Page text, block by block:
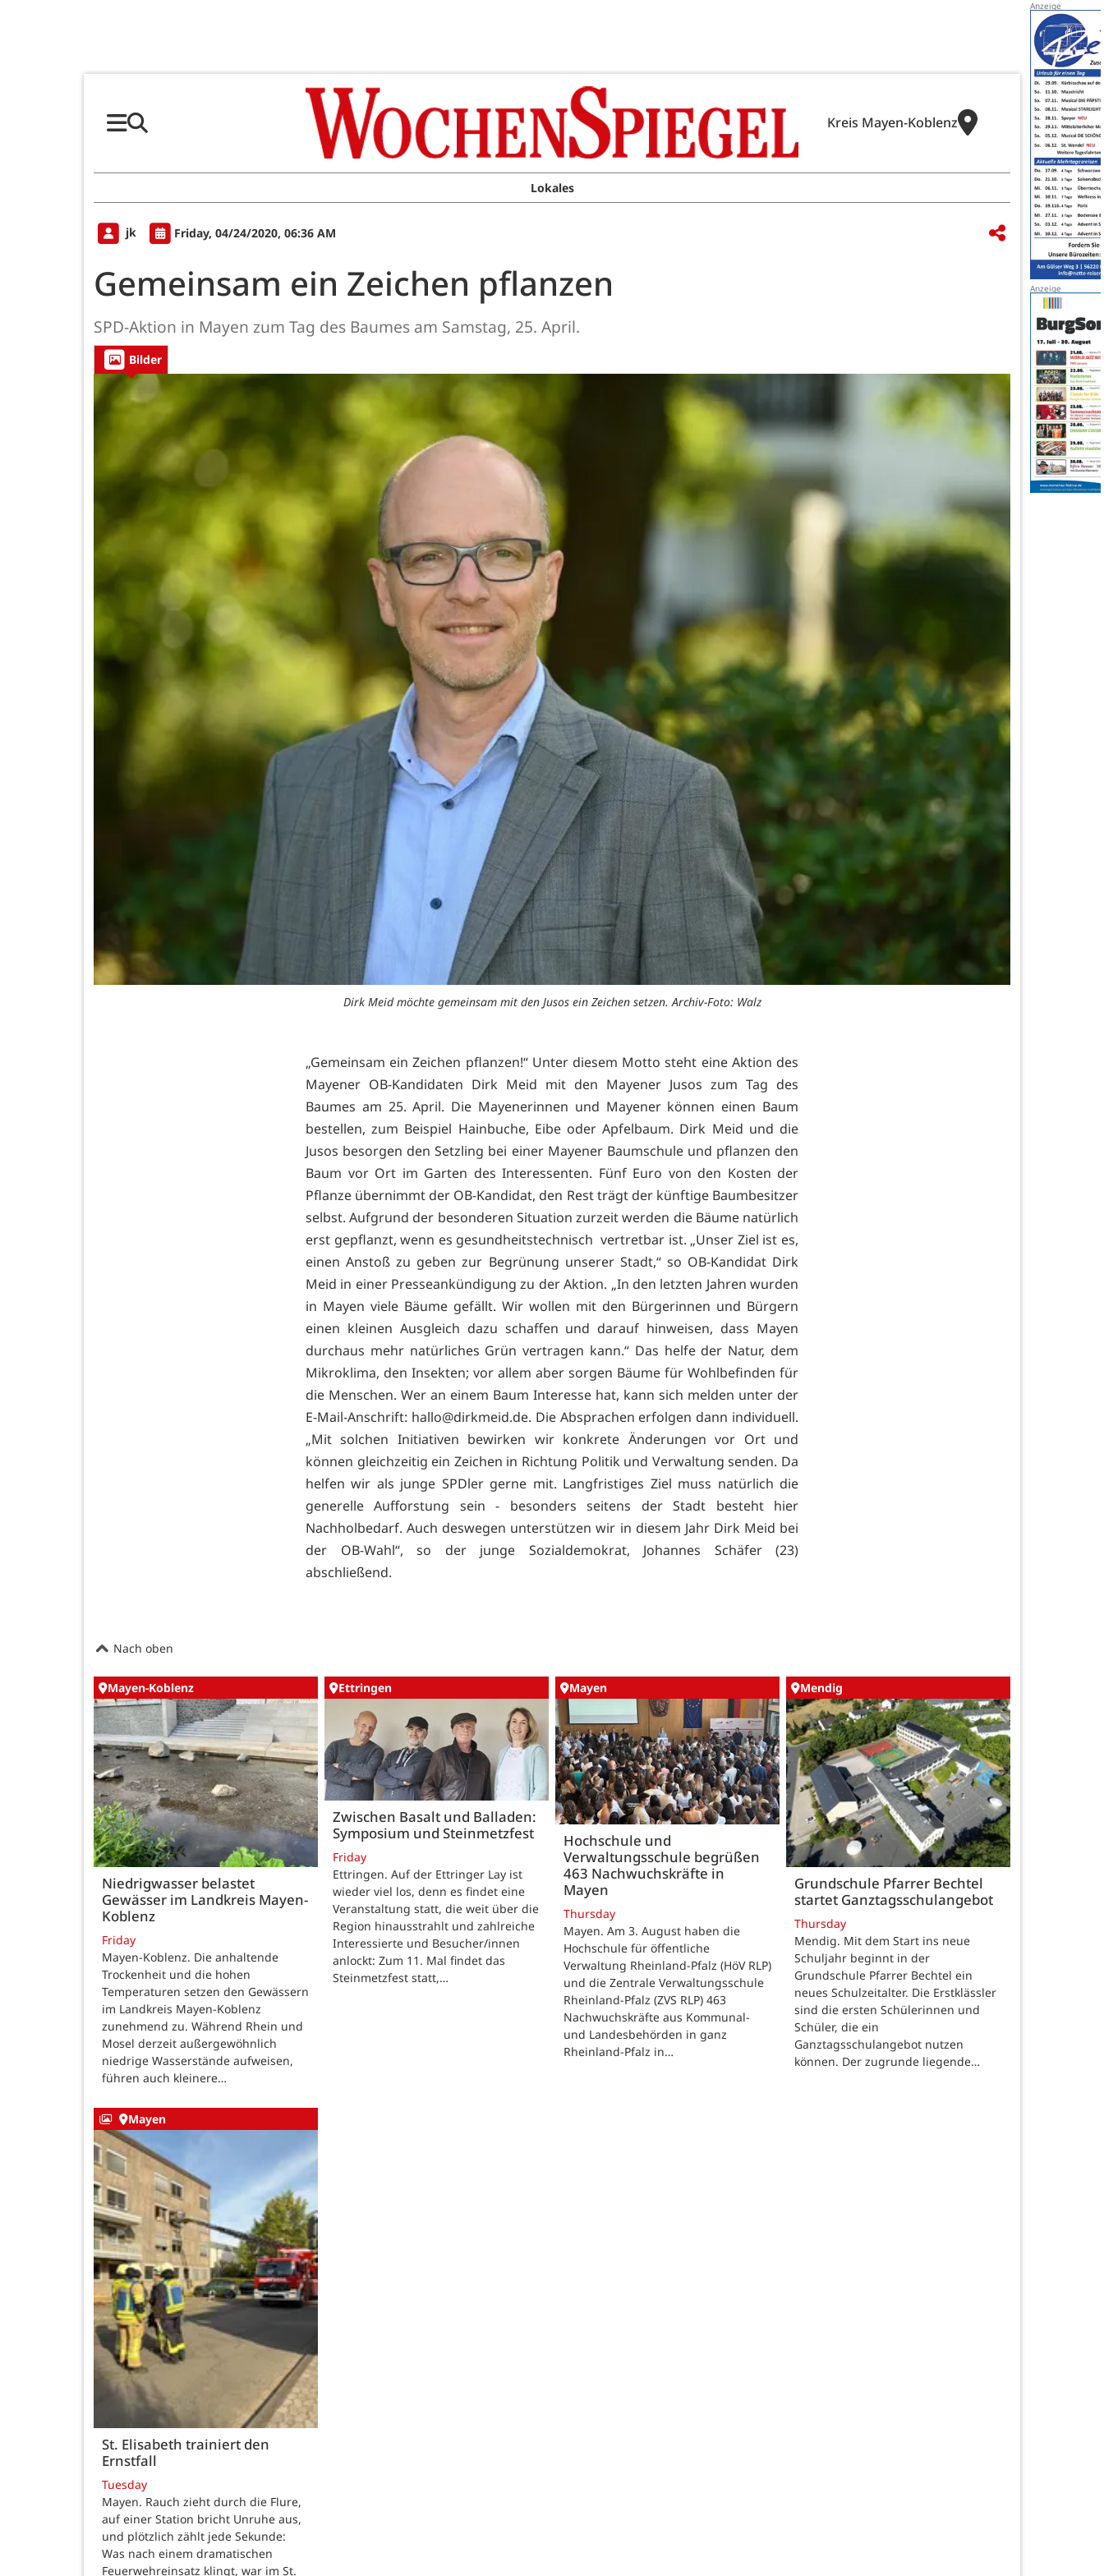
Kreis Mayen-Koblenz
Lokales
jk Friday, 04/24/2020, 06:36 AM
Gemeinsam ein Zeichen pflanzen
SPD-Aktion in Mayen zum Tag des Baumes am Samstag, 25. April.
Bilder
Dirk Meid möchte gemeinsam mit den Jusos ein Zeichen setzen. Archiv-Foto: Walz
„Gemeinsam ein Zeichen pflanzen!“ Unter diesem Motto steht eine Aktion des
Mayener OB-Kandidaten Dirk Meid mit den Mayener Jusos zum Tag des
Baumes am 25. April. Die Mayenerinnen und Mayener können einen Baum
bestellen, zum Beispiel Hainbuche, Eibe oder Apfelbaum. Dirk Meid und die
Jusos besorgen den Setzling bei einer Mayener Baumschule und pflanzen den
Baum vor Ort im Garten des Interessenten. Fünf Euro von den Kosten der
Pflanze übernimmt der OB-Kandidat, den Rest trägt der künftige Baumbesitzer
selbst. Aufgrund der besonderen Situation zurzeit werden die Bäume natürlich
erst gepflanzt, wenn es gesundheitstechnisch vertretbar ist. „Unser Ziel ist es,
einen Anstoß zu geben zur Begrünung unserer Stadt,“ so OB-Kandidat Dirk
Meid in einer Presseankündigung zu der Aktion. „In den letzten Jahren wurden
in Mayen viele Bäume gefällt. Wir wollen mit den Bürgerinnen und Bürgern
einen kleinen Ausgleich dazu schaffen und darauf hinweisen, dass Mayen
durchaus mehr natürliches Grün vertragen kann.“ Das helfe der Natur, dem
Mikroklima, den Insekten; vor allem aber sorgen Bäume für Wohlbefinden für
die Menschen. Wer an einem Baum Interesse hat, kann sich melden unter der
E-Mail-Anschrift: hallo@dirkmeid.de. Die Absprachen erfolgen dann individuell.
„Mit solchen Initiativen bewirken wir konkrete Änderungen vor Ort und
können gleichzeitig ein Zeichen in Richtung Politik und Verwaltung senden. Da
helfen wir als junge SPDler gerne mit. Langfristiges Ziel muss natürlich die
generelle Aufforstung sein - besonders seitens der Stadt besteht hier
Nachholbedarf. Auch deswegen unterstützen wir in diesem Jahr Dirk Meid bei
der OB-Wahl“, so der junge Sozialdemokrat, Johannes Schäfer (23)
abschließend.
Nach oben
Mayen-Koblenz
Niedrigwasser belastet
Gewässer im Landkreis Mayen-
Koblenz
Friday
Mayen-Koblenz. Die anhaltende
Trockenheit und die hohen
Temperaturen setzen den Gewässern
im Landkreis Mayen-Koblenz
zunehmend zu. Während Rhein und
Mosel derzeit außergewöhnlich
niedrige Wasserstände aufweisen,
führen auch kleinere…
Ettringen
Zwischen Basalt und Balladen:
Symposium und Steinmetzfest
Friday
Ettringen. Auf der Ettringer Lay ist
wieder viel los, denn es findet eine
Veranstaltung statt, die weit über die
Region hinausstrahlt und zahlreiche
Interessierte und Besucher/innen
anlockt: Zum 11. Mal findet das
Steinmetzfest statt,…
Mayen
Hochschule und
Verwaltungsschule begrüßen
463 Nachwuchskräfte in
Mayen
Thursday
Mayen. Am 3. August haben die
Hochschule für öffentliche
Verwaltung Rheinland-Pfalz (HöV RLP)
und die Zentrale Verwaltungsschule
Rheinland-Pfalz (ZVS RLP) 463
Nachwuchskräfte aus Kommunal-
und Landesbehörden in ganz
Rheinland-Pfalz in…
Mendig
Grundschule Pfarrer Bechtel
startet Ganztagsschulangebot
Thursday
Mendig. Mit dem Start ins neue
Schuljahr beginnt in der
Grundschule Pfarrer Bechtel ein
neues Schulzeitalter. Die Erstklässler
sind die ersten Schülerinnen und
Schüler, die ein
Ganztagsschulangebot nutzen
können. Der zugrunde liegende…
Mayen
St. Elisabeth trainiert den
Ernstfall
Tuesday
Mayen. Rauch zieht durch die Flure,
auf einer Station bricht Unruhe aus,
und plötzlich zählt jede Sekunde:
Was nach einem dramatischen
Feuerwehreinsatz klingt, war im St.